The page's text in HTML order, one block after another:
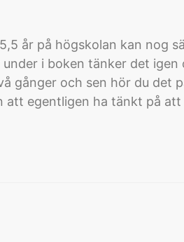
år på högskolan kan nog
i boken tänker det
gånger och sen hör du det
egentligen ha tänkt på